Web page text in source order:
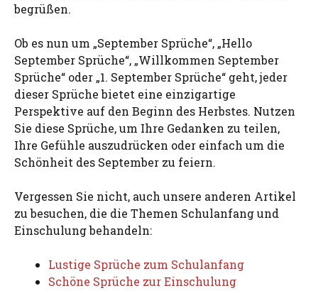
begrüßen.
Ob es nun um „September Sprüche“, „Hello
September Sprüche“, „Willkommen September
Sprüche“ oder „1. September Sprüche“ geht, jeder
dieser Sprüche bietet eine einzigartige
Perspektive auf den Beginn des Herbstes. Nutzen
Sie diese Sprüche, um Ihre Gedanken zu teilen,
Ihre Gefühle auszudrücken oder einfach um die
Schönheit des September zu feiern.
Vergessen Sie nicht, auch unsere anderen Artikel
zu besuchen, die die Themen Schulanfang und
Einschulung behandeln:
Lustige Sprüche zum Schulanfang
Schöne Sprüche zur Einschulung